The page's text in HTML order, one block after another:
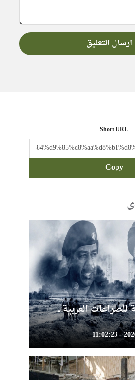
Short URL
Copy
للصراعات العربية ــ